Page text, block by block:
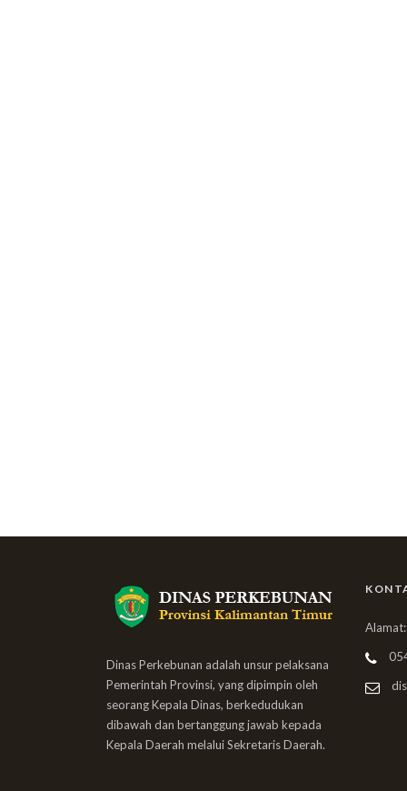
Dinas Perkebunan adalah unsur pelaksana
Pemerintah Provinsi, yang dipimpin oleh
seorang Kepala Dinas, berkedudukan
dibawah dan bertanggung jawab kepada
Kepala Daerah melalui Sekretaris Daerah.